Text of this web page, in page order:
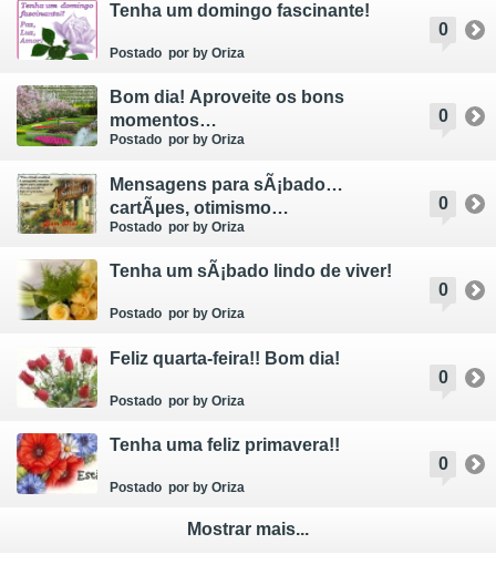
0
Tenha um domingo fascinante!
Postado por by Oriza
0
Bom dia! Aproveite os bons
momentos…
Postado por by Oriza
0
Mensagens para sÃ¡bado…
cartÃµes, otimismo…
Postado por by Oriza
0
Tenha um sÃ¡bado lindo de viver!
Postado por by Oriza
0
Feliz quarta-feira!! Bom dia!
Postado por by Oriza
0
Tenha uma feliz primavera!!
Postado por by Oriza
Mostrar mais...